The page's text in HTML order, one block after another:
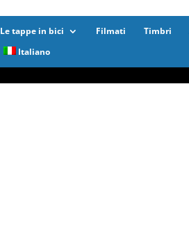
Le tappe in bici Filmati Timbri
Italiano